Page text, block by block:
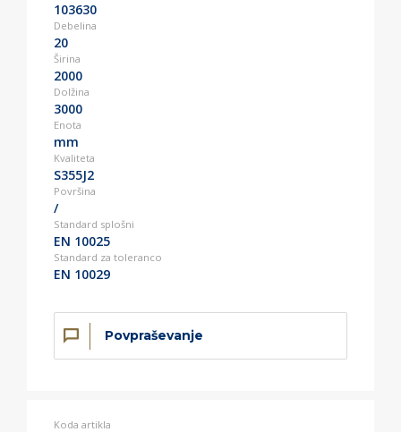
103630
Debelina
20
Širina
2000
Dolžina
3000
Enota
mm
Kvaliteta
S355J2
Površina
/
Standard splošni
EN 10025
Standard za toleranco
EN 10029
Povpraševanje
Koda artikla